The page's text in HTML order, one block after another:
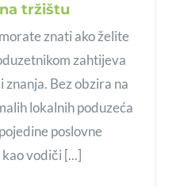
tržištu
znati ako želite
zahtijeva
Bez obzira na
lokalnih poduzeća
poslovne
vodiči [...]